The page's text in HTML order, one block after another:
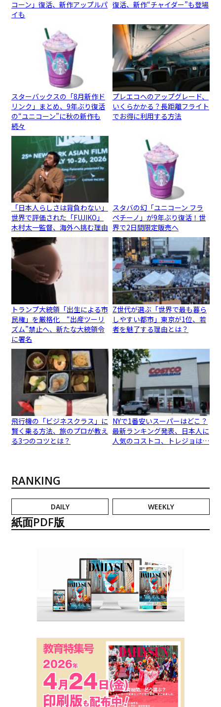
コーン」復活、新作アップルパ
イも
復活、新作“チャイダー”も登場
スターバックスの「8月新作ド
リンク」まとめ、9年ぶり復活
の“ユニコーン”に秋の新作も
続々
プレエコへのアップグレード、
いくらかかる？長距離フライト
でお得に利用する方法
「日本人らしさは背負わない」
世界で評価された「FUJIKO」
木村太一監督、海外へ挑む理由
スタバの幻「ユニコーン フラ
ペチーノ」が9年ぶり復活！世
界で2日間限定販売へ
トランプ大統領「出生による市
民権」を厳格化 “出産ツーリ
ズム”禁止へ、新たな大統領令
に署名
Z世代が選ぶ「世界で最も暮ら
しやすい都市」東京が1位、若
者を魅了する理由とは？
飛行機の「ビジネスクラス」に
賢く乗る方法、旅のプロが教え
る3つのコツとは？
NYで1番安いスーパーはどこ？
最新ランキング発表、日本人に
人気のコストコ、トレジョは…
RANKING
DAILY WEEKLY
紙面PDF版